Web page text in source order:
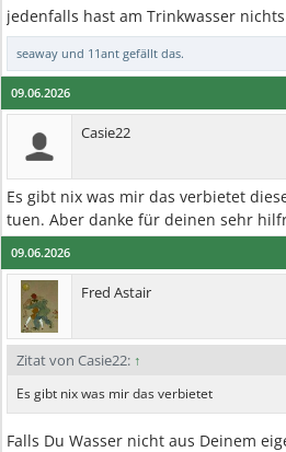
jedenfalls hast am Trinkwasser
seaway und 11ant gefällt das.
09.06.2026
Casie22
Es gibt nix was mir das verbietet
tuen. Aber danke für deinen sehr
09.06.2026
Fred Astair
Zitat von Casie22: ↑
Es gibt nix was mir das verbietet
Falls Du Wasser nicht aus Deinem